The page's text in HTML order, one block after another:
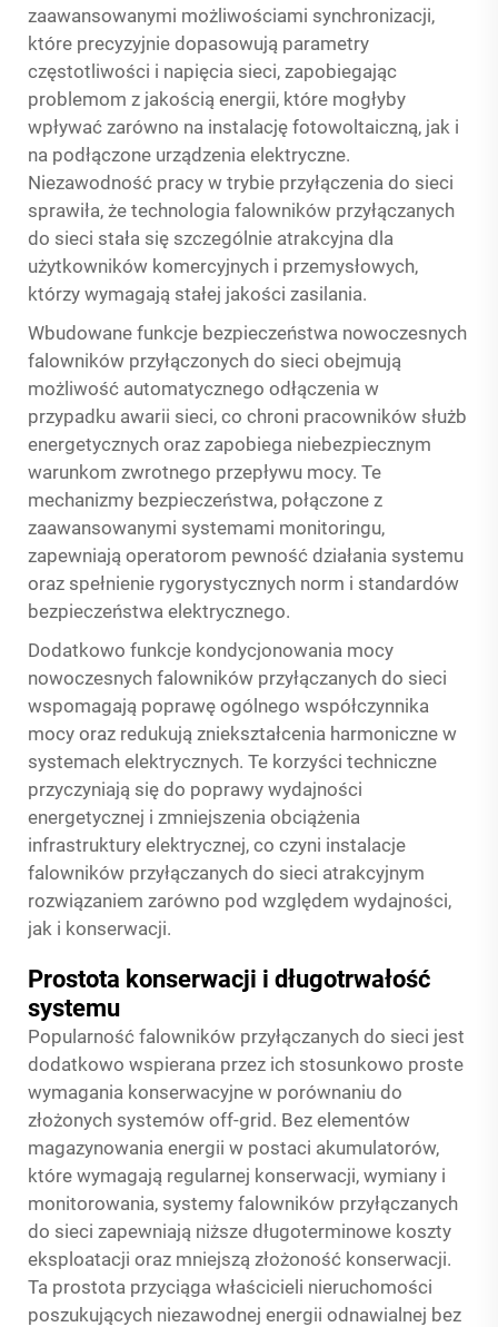
zaawansowanymi możliwościami synchronizacji,
które precyzyjnie dopasowują parametry
częstotliwości i napięcia sieci, zapobiegając
problemom z jakością energii, które mogłyby
wpływać zarówno na instalację fotowoltaiczną, jak i
na podłączone urządzenia elektryczne.
Niezawodność pracy w trybie przyłączenia do sieci
sprawiła, że technologia falowników przyłączanych
do sieci stała się szczególnie atrakcyjna dla
użytkowników komercyjnych i przemysłowych,
którzy wymagają stałej jakości zasilania.
Wbudowane funkcje bezpieczeństwa nowoczesnych
falowników przyłączonych do sieci obejmują
możliwość automatycznego odłączenia w
przypadku awarii sieci, co chroni pracowników służb
energetycznych oraz zapobiega niebezpiecznym
warunkom zwrotnego przepływu mocy. Te
mechanizmy bezpieczeństwa, połączone z
zaawansowanymi systemami monitoringu,
zapewniają operatorom pewność działania systemu
oraz spełnienie rygorystycznych norm i standardów
bezpieczeństwa elektrycznego.
Dodatkowo funkcje kondycjonowania mocy
nowoczesnych falowników przyłączanych do sieci
wspomagają poprawę ogólnego współczynnika
mocy oraz redukują zniekształcenia harmoniczne w
systemach elektrycznych. Te korzyści techniczne
przyczyniają się do poprawy wydajności
energetycznej i zmniejszenia obciążenia
infrastruktury elektrycznej, co czyni instalacje
falowników przyłączanych do sieci atrakcyjnym
rozwiązaniem zarówno pod względem wydajności,
jak i konserwacji.
Prostota konserwacji i długotrwałość
systemu
Popularność falowników przyłączanych do sieci jest
dodatkowo wspierana przez ich stosunkowo proste
wymagania konserwacyjne w porównaniu do
złożonych systemów off-grid. Bez elementów
magazynowania energii w postaci akumulatorów,
które wymagają regularnej konserwacji, wymiany i
monitorowania, systemy falowników przyłączanych
do sieci zapewniają niższe długoterminowe koszty
eksploatacji oraz mniejszą złożoność konserwacji.
Ta prostota przyciąga właścicieli nieruchomości
poszukujących niezawodnej energii odnawialnej bez